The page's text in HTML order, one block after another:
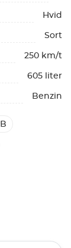
Hvid
Sort
250 km/t
605 liter
Benzin